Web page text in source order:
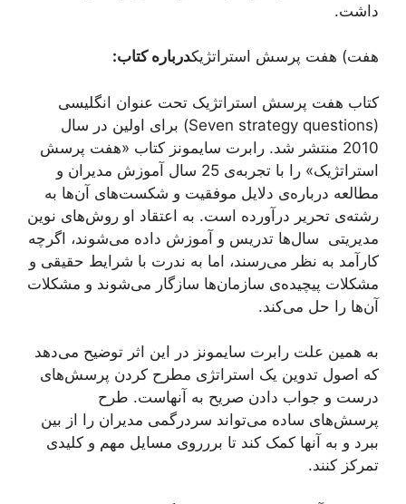
داشت.
هفت) هفت پرسش استراتژیکدرباره کتاب:
کتاب هفت پرسش استراتژیک تحت عنوان انگلیسی
(Seven strategy questions) برای اولین در سال
2010 منتشر شد. رابرت سایمونز کتاب «هفت پرسش
استراتژیک» را با تجربه‌ی 25 سال آموزش مدیران و
مطالعه درباره‌ی دلایل موفقیت و شکست‌های آن‌ها به
رشته‌ی تحریر درآورده است. به اعتقاد او روش‌های نوین
مدیریتی سال‌ها تدریس و آموزش داده می‌شوند، اگرچه
کارآمد به نظر می‌رسند، اما به ندرت با شرایط حقیقی و
مشکلات پیچیده‌ی سازمان‌ها سازگار می‌شوند و مشکلات
آن‌ها را حل می‌کند.
به همین علت رابرت سایمونز در این اثر توضیح می‌دهد
که اصول تدوین یک استراتژی مطرح کردن پرسش‌های
درست و جواب دادن صریح به آنهاست. طرح
پرسش‌های ساده می‌تواند سردرگمی مدیران را از بین
ببرد و به آنها کمک کند تا بررروی مسايل مهم و کلیدی
تمرکز کنند.